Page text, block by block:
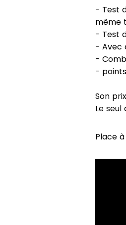
- Test
même
- Test
- Avec
-
-
Son
Le
Place